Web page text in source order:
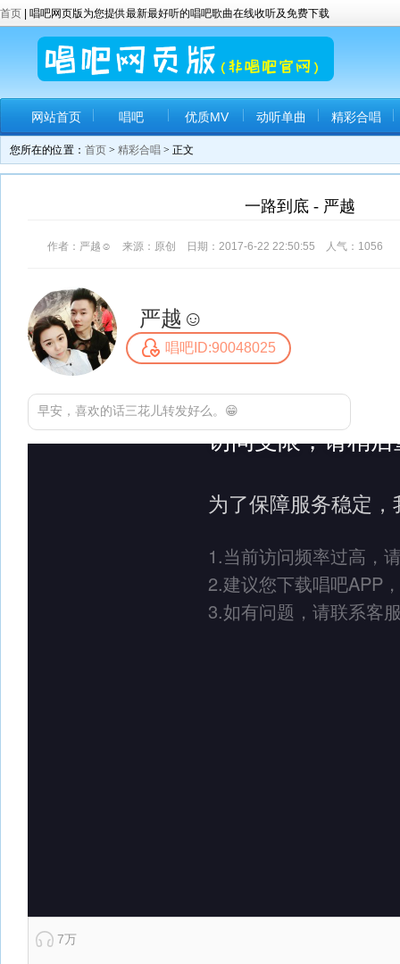
首页 | 唱吧网页版为您提供最新最好听的唱吧歌曲在线收听及免费下载
网站首页 唱吧 优质MV 动听单曲 精彩合唱
您所在的位置： 首页 > 精彩合唱 > 正文
一路到底 - 严越️
作者：严越☺️ 来源：原创 日期：2017-6-22 22:50:55 人气： 1056
严越☺️
唱吧ID:90048025
早安，喜欢的话三花儿转发好么。😁
7万